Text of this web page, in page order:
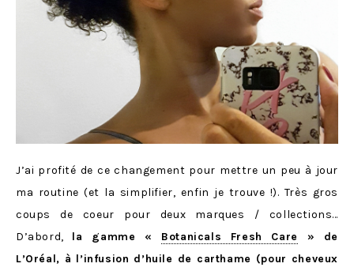
J’ai profité de ce changement pour mettre un peu à jour
ma routine (et la simplifier, enfin je trouve !). Très gros
coups de coeur pour deux marques / collections…
D’abord, la gamme « Botanicals Fresh Care
» de
L’Oréal, à l’infusion d’huile de carthame (pour cheveux